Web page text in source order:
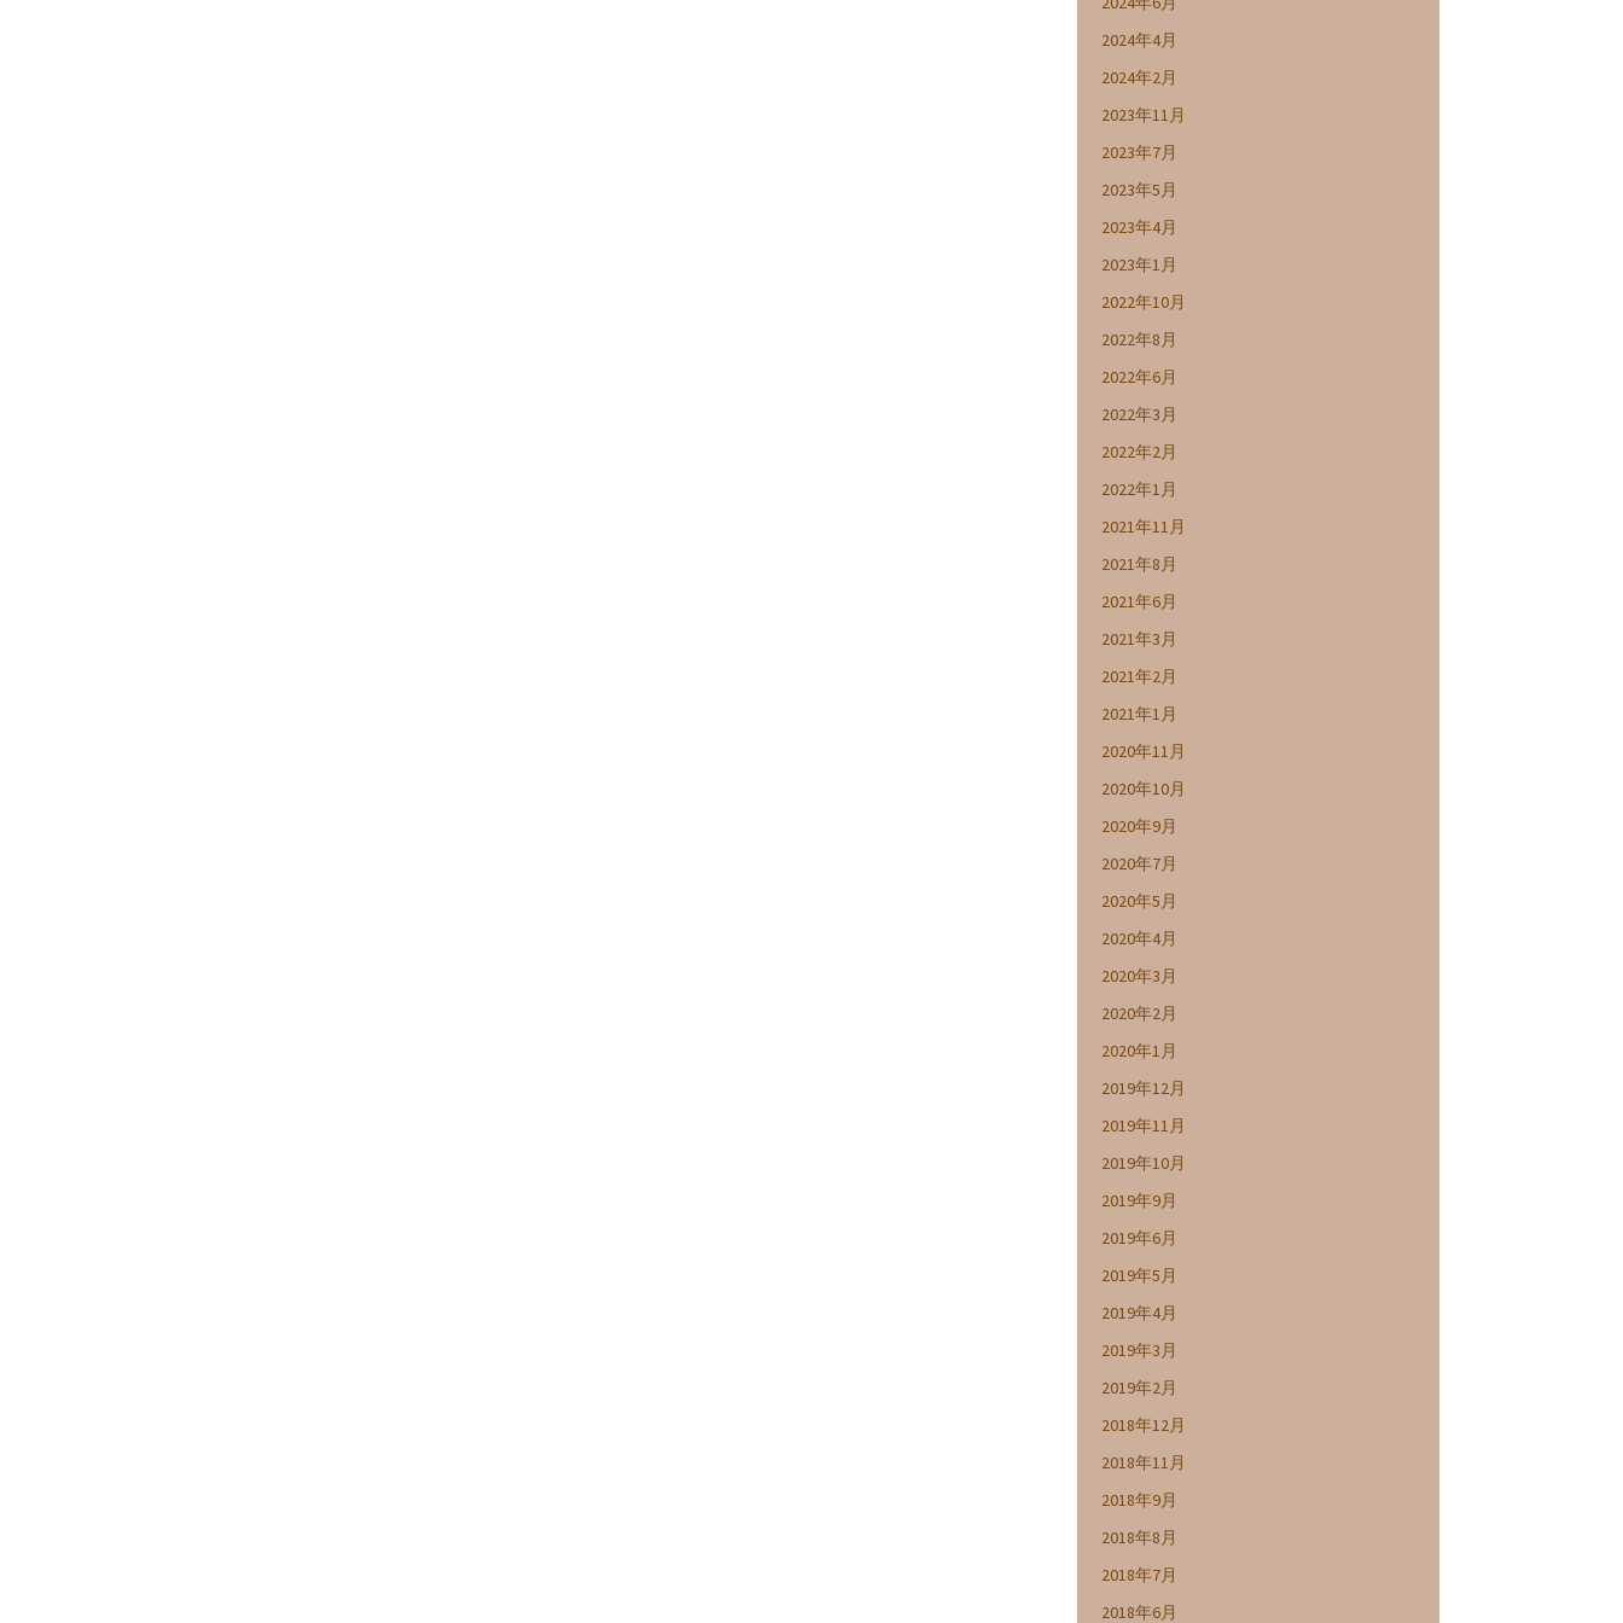
2024年4月
2024年2月
2023年11月
2023年7月
2023年5月
2023年4月
2023年1月
2022年10月
2022年8月
2022年6月
2022年3月
2022年2月
2022年1月
2021年11月
2021年8月
2021年6月
2021年3月
2021年2月
2021年1月
2020年11月
2020年10月
2020年9月
2020年7月
2020年5月
2020年4月
2020年3月
2020年2月
2020年1月
2019年12月
2019年11月
2019年10月
2019年9月
2019年6月
2019年5月
2019年4月
2019年3月
2019年2月
2018年12月
2018年11月
2018年9月
2018年8月
2018年7月
2018年6月